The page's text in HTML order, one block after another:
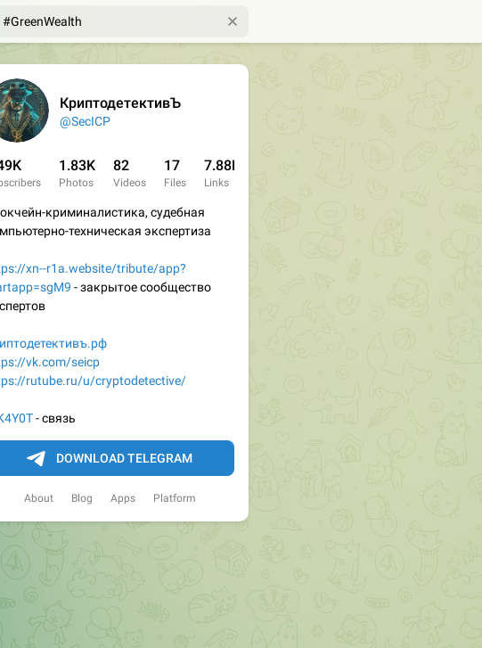
КриптодетективЪ
@SecICP
1.83K
Photos
82
Videos
17
Files
7.88K
Links
криминалистика, судебная
техническая экспертиза
xn--r1a.website/tribute/app?
- закрытое сообщество
vk.com/seicp
rutube.ru/u/cryptodetective/
- связь
DOWNLOAD TELEGRAM
About Blog Apps Platform